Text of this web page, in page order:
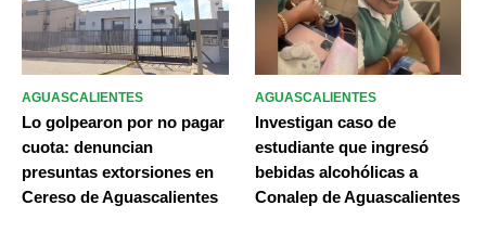
AGUASCALIENTES
Lo golpearon por no pagar
cuota: denuncian
presuntas extorsiones en
Cereso de Aguascalientes
AGUASCALIENTES
Investigan caso de
estudiante que ingresó
bebidas alcohólicas a
Conalep de Aguascalientes